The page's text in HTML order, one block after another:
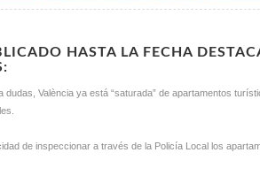
HASTA LA FECHA
dudas, València ya está “saturada” de apartamentos
de inspeccionar a través de la Policía Local los